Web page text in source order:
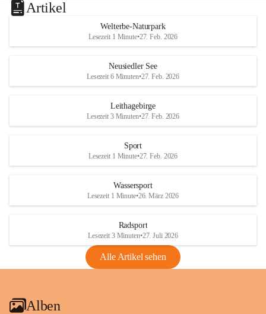
u
s
d
S
Weinbaugesetz sind nicht gepflegte oder
unzulässige Weingärten zu roden! Bitte
helfen wir zusammen um unsere Winzer
vor den prognostizierten Ernteausfällen
und den daraus folgenden wirtschaftlichen
Maßnahmen zur Bekämpfung
Rebe und der Amerikanischen
Anhang VBl. EU Nr. 18
1 Seite•1,4 MB
VBl. EU Nr. 18_2026
u
e
d
r
S
Artikel
Welterbe-Naturpark
Lesezeit 1 Minute•27. Feb. 2026
Neusiedler See
Lesezeit 6 Minuten•27. Feb. 2026
Leithagebirge
Lesezeit 3 Minuten•27. Feb. 2026
Sport
Lesezeit 1 Minute•27. Feb. 2026
Wassersport
Lesezeit 1 Minute•26. März 2026
Radsport
Lesezeit 3 Minuten•27. Juli 2026
Alle Artikel sehen
Alben